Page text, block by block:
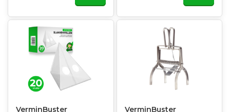
VerminBuster
VerminBuster